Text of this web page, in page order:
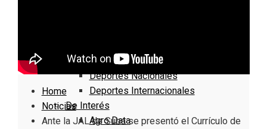
Deportes Locales
Deportes Nacionales
Deportes Internacionales
De Interés
Agro Data
Home
Noticias
Ante la JAL de Suba se presentó el Currículo de